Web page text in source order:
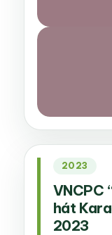
2023
VNCPC
hát
2023